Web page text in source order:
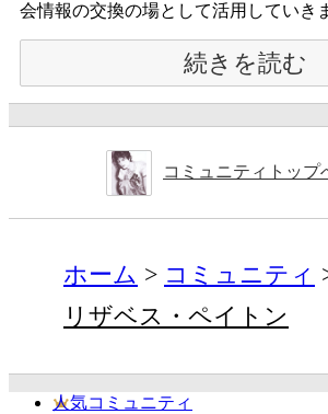
会情報の交換の場として活用していき
続きを読む
コミュニティトップ
ホーム コミュニティ
リザベス・ペイトン
人気コミュニティ